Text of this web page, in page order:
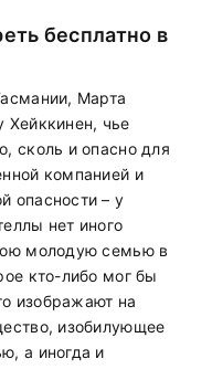
бесплатно в
Марта
Хейккинен, чье
сколь и опасно для
компанией и
опасности – у
нет иного
молодую семью в
кто-либо мог бы
изображают на
изобилующее
а иногда и